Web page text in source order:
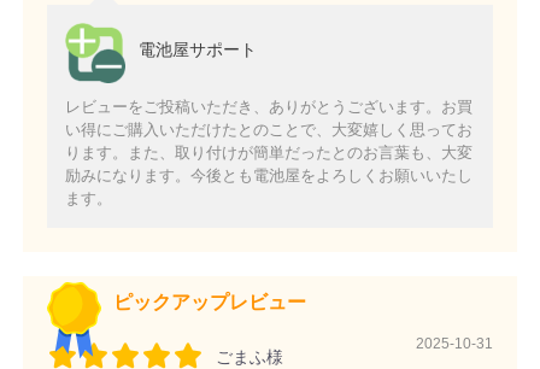
電池屋サポート
レビューをご投稿いただき、ありがとうございます。お買
い得にご購入いただけたとのことで、大変嬉しく思ってお
ります。また、取り付けが簡単だったとのお言葉も、大変
励みになります。今後とも電池屋をよろしくお願いいたし
ます。
ピックアップレビュー
ごまふ様
2025-10-31